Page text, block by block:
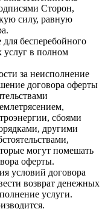
Сторон,
силу, равную
бесперебойного
услуг в полном
за неисполнение
договора оферты
сбоями
другими
могут помешать
оферты.
условий договора
возврат денежных
услуги.